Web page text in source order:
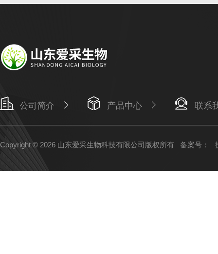
公司简介 产品中心 联系
Copyright © 2026 山东爱采生物科技有限公司版权所有 备案号：